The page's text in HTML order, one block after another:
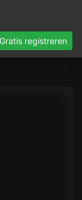
Gratis registreren